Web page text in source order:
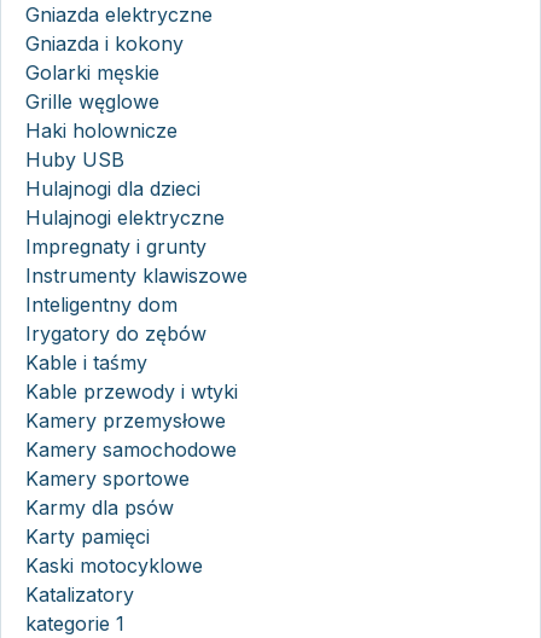
Gniazda elektryczne
Gniazda i kokony
Golarki męskie
Grille węglowe
Haki holownicze
Huby USB
Hulajnogi dla dzieci
Hulajnogi elektryczne
Impregnaty i grunty
Instrumenty klawiszowe
Inteligentny dom
Irygatory do zębów
Kable i taśmy
Kable przewody i wtyki
Kamery przemysłowe
Kamery samochodowe
Kamery sportowe
Karmy dla psów
Karty pamięci
Kaski motocyklowe
Katalizatory
kategorie 1